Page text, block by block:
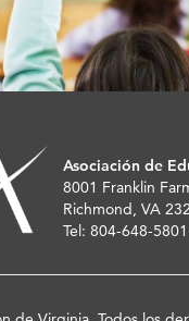
Asociación de
8001 Franklin
Richmond, VA
Tel: 804-648-